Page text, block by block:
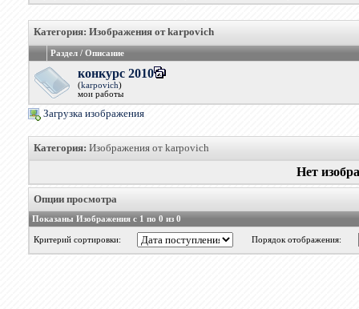
Категория: Изображения от karpovich
Раздел / Описание
конкурс 2010
(karpovich)
мои работы
Загрузка изображения
Категория: Изображения от karpovich
Нет
Опции просмотра
Показаны Изображения с 1 по 0 из 0
Критерий сортировки: Порядок отображения: